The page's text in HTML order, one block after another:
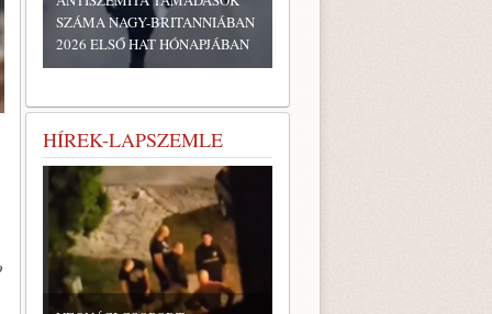
SZÁMA NAGY-BRITANNIÁBAN
2026 ELSŐ HAT HÓNAPJÁBAN
HÍREK-LAPSZEMLE